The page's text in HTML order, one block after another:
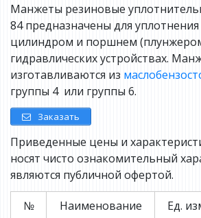
Манжеты резиновые
84 предназначены для
цилиндром и поршнем
гидравлических устройствах.
изготавливаются из
группы 4 или группы 6.
Заказать
Приведенные цены и
носят чисто ознакомительный
являются публичной офертой.
№ Наименование Ед.